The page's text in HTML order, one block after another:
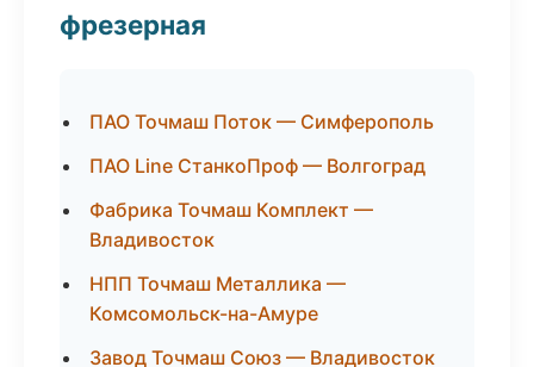
фрезерная
ПАО Точмаш Поток — Симферополь
ПАО Line СтанкоПроф — Волгоград
Фабрика Точмаш Комплект —
Владивосток
НПП Точмаш Металлика —
Комсомольск-на-Амуре
Завод Точмаш Союз — Владивосток